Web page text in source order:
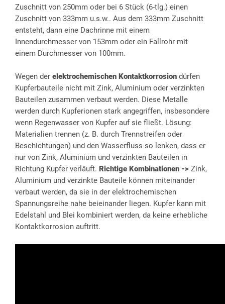
Zuschnitt von 250mm oder bei 6 Stück (6-tlg.) einen
Zuschnitt von 333mm u.s.w.. Aus dem 333mm Zuschnitt
entsteht, dann eine Dachrinne mit einem
Innendurchmesser von 153mm oder ein Fallrohr mit
einem Durchmesser von 100mm.
Wegen der elektrochemischen Kontaktkorrosion dürfen
Kupferbauteile nicht mit Zink, Aluminium oder verzinkten
Bauteilen zusammen verbaut werden. Diese Metalle
werden durch Kupferionen stark angegriffen, insbesondere
wenn Regenwasser von Kupfer auf sie fließt. Lösung:
Materialien trennen (z. B. durch Trennstreifen oder
Beschichtungen) und den Wasserfluss so lenken, dass er
nur von Zink, Aluminium und verzinkten Bauteilen in
Richtung Kupfer verläuft. Richtige Kombinationen -> Zink,
Aluminium und verzinkte Bauteile können miteinander
verbaut werden, da sie in der elektrochemischen
Spannungsreihe nahe beieinander liegen. Kupfer kann mit
Edelstahl und Blei kombiniert werden, da keine erhebliche
Kontaktkorrosion auftritt.